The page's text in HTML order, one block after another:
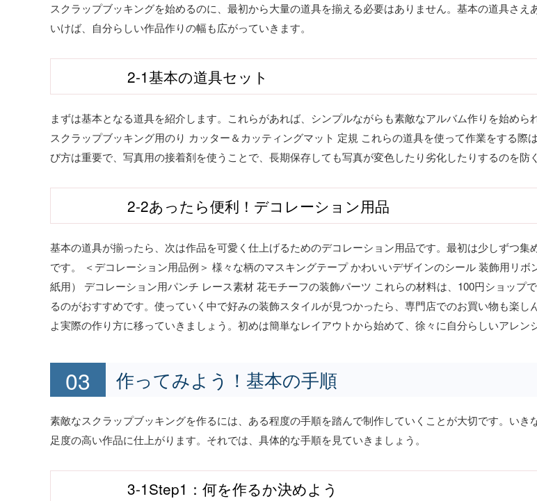
スクラップブッキングを始めるのに、最初から大量の道具を揃える必要はありません。基本の道具さ
いけば、自分らしい作品作りの幅も広がっていきます。
2-1基本の道具セット
まずは基本となる道具を紹介します。これらがあれば、シンプルながらも素敵なアルバム作りを始め
スクラップブッキング用のり カッター＆カッティングマット 定規 これらの道具を使って作業をする
び方は重要で、写真用の接着剤を使うことで、長期保存しても写真が変色したり劣化したりするのを防
2-2あったら便利！デコレーション用品
基本の道具が揃ったら、次は作品を可愛く仕上げるためのデコレーション用品です。最初は少しずつ
です。 ＜デコレーション用品例＞ 様々な柄のマスキングテープ かわいいデザインのシール 装飾用リ
紙用） デコレーション用パンチ レース素材 花モチーフの装飾パーツ これらの材料は、100円ショッ
るのがおすすめです。使っていく中で好みの装飾スタイルが見つかったら、専門店でのお買い物も楽
よ実際の作り方に移っていきましょう。初めは簡単なレイアウトから始めて、徐々に自分らしいアレン
作ってみよう！基本の手順
素敵なスクラップブッキングを作るには、ある程度の手順を踏んで制作していくことが大切です。い
足度の高い作品に仕上がります。それでは、具体的な手順を見ていきましょう。
3-1Step1：何を作るか決めよう